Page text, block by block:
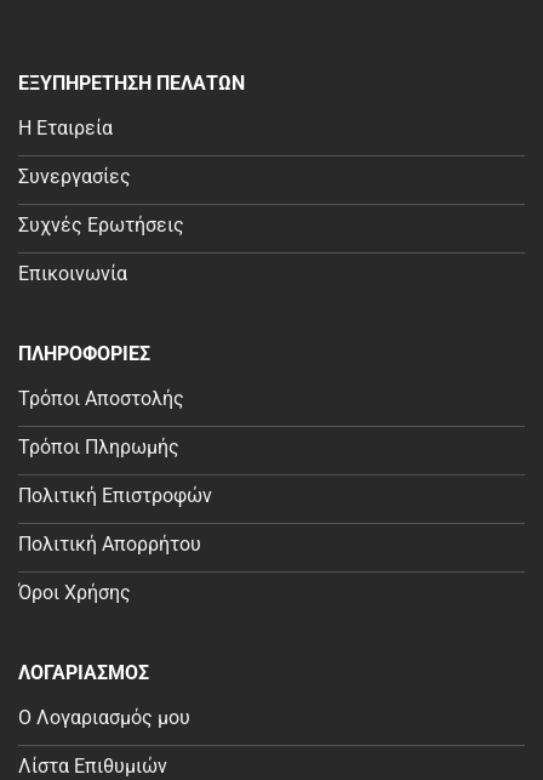
ΕΞΥΠΗΡΕΤΗΣΗ ΠΕΛΑΤΩΝ
Η Εταιρεία
Συνεργασίες
Συχνές Ερωτήσεις
Επικοινωνία
ΠΛΗΡΟΦΟΡΙΕΣ
Τρόποι Αποστολής
Τρόποι Πληρωμής
Πολιτική Επιστροφών
Πολιτική Απορρήτου
Όροι Χρήσης
ΛΟΓΑΡΙΑΣΜΟΣ
Ο Λογαριασμός μου
Λίστα Επιθυμιών